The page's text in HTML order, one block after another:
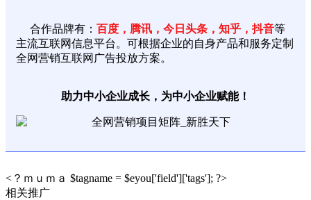
合作品牌有： 百度，腾讯，今日头条，知乎，抖音等
主流互联网信息平台。可根据企业的自身产品和服务定制
全网营销互联网广告投放方案。
助力中小企业成长，为中小企业赋能！
<？ｍｕｍａ $tagname = $eyou['field']['tags']; ?>
相关推广